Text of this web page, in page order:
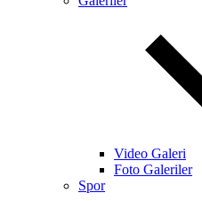
Video Galeri
Foto Galeriler
Spor